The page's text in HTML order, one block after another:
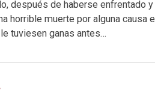
después de haberse enfrentado y
horrible muerte por alguna causa
tuviesen ganas antes…